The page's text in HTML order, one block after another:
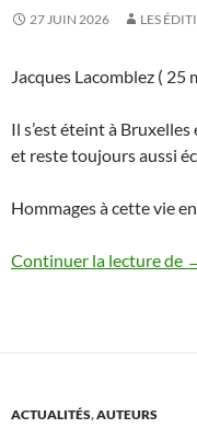
27 JUIN 2026 LES
Jacques Lacomblez (
Il s’est éteint à
et reste toujours aussi
Hommages à cette vie
Continuer la lecture de
ACTUALITÉS,AUTEURS